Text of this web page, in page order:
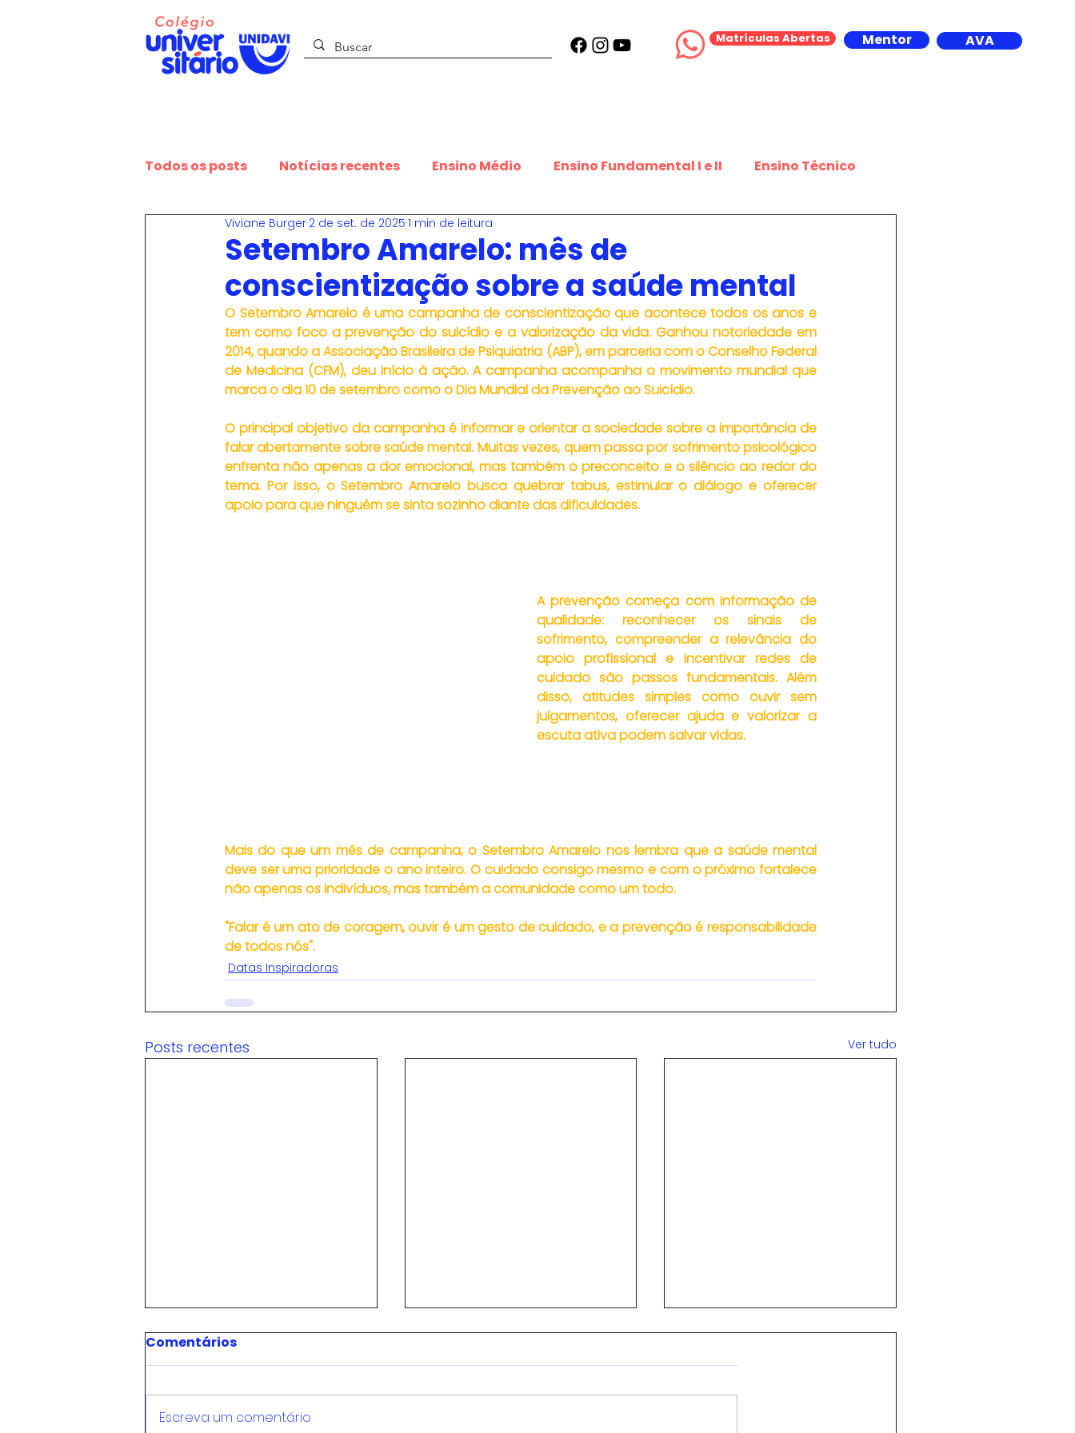
Matrículas Abertas Mentor AVA
Todos os posts Notícias recentes Ensino Médio Ensino Fundamental I e II Ensino Técnico
Sustentabilidade Estudantes que inspiram
Educação e Expressão Equipe Editorial Contribuições estudantis
Setembro Amarelo: mês de
conscientização sobre a saúde mental
Viviane Burger 2 de set. de 2025 1 min de leitura
O Setembro Amarelo é uma campanha de conscientização que acontece todos os anos e
tem como foco a prevenção do suicídio e a valorização da vida. Ganhou notoriedade em
2014, quando a Associação Brasileira de Psiquiatria (ABP), em parceria com o Conselho Federal
de Medicina (CFM), deu início à ação. A campanha acompanha o movimento mundial que
marca o dia 10 de setembro como o Dia Mundial da Prevenção ao Suicídio.
O principal objetivo da campanha é informar e orientar a sociedade sobre a importância de
falar abertamente sobre saúde mental. Muitas vezes, quem passa por sofrimento psicológico
enfrenta não apenas a dor emocional, mas também o preconceito e o silêncio ao redor do
tema. Por isso, o Setembro Amarelo busca quebrar tabus, estimular o diálogo e oferecer
apoio para que ninguém se sinta sozinho diante das dificuldades.
A prevenção começa com informação de
qualidade: reconhecer os sinais de
sofrimento, compreender a relevância do
apoio profissional e incentivar redes de
cuidado são passos fundamentais. Além
disso, atitudes simples como ouvir sem
julgamentos, oferecer ajuda e valorizar a
escuta ativa podem salvar vidas.
Mais do que um mês de campanha, o Setembro Amarelo nos lembra que a saúde mental
deve ser uma prioridade o ano inteiro. O cuidado consigo mesmo e com o próximo fortalece
não apenas os indivíduos, mas também a comunidade como um todo.
"Falar é um ato de coragem, ouvir é um gesto de cuidado, e a prevenção é responsabilidade
de todos nós".
Datas Inspiradoras
Posts recentes Ver tudo
Comentários
Escreva um comentário